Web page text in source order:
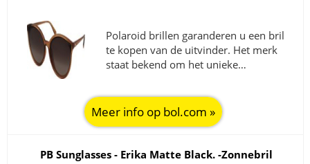
Polaroid brillen garanderen u een bril
te kopen van de uitvinder. Het merk
staat bekend om het unieke…
Meer info op bol.com »
PB Sunglasses - Erika Matte Black. -Zonnebril